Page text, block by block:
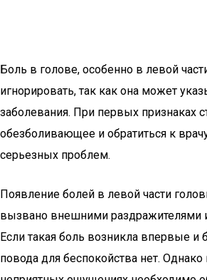
Боль в голове, особенно в левой
игнорировать, так как она может
заболевания. При первых признаках
обезболивающее и обратиться к
серьезных проблем.
Появление болей в левой части
вызвано внешними раздражителями
Если такая боль возникла впервые и
повода для беспокойства нет.